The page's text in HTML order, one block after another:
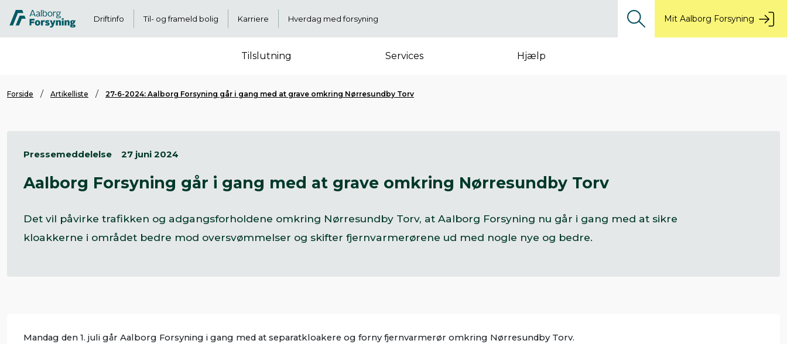
Driftinfo Til- og frameld bolig Karriere Hverdag med forsyning Mit Aalborg Forsyning
Tilslutning Services Hjælp
Forside Artikelliste 27-6-2024: Aalborg Forsyning går i gang med at grave omkring Nørresundby Torv
Pressemeddelelse 27 juni 2024
Aalborg Forsyning går i gang med at grave omkring Nørresundby Torv
Det vil påvirke trafikken og adgangsforholdene omkring Nørresundby Torv, at Aalborg Forsyning nu går i gang med at sikre
kloakkerne i området bedre mod oversvømmelser og skifter fjernvarmerørene ud med nogle nye og bedre.
Mandag den 1. juli går Aalborg Forsyning i gang med at separatkloakere og forny fjernvarmerør omkring Nørresundby Torv.